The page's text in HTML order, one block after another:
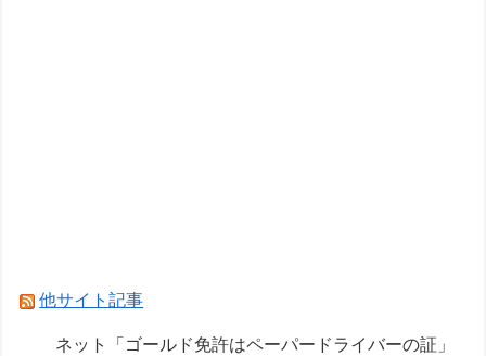
他サイト記事
ネット「ゴールド免許はペーパードライバーの証」